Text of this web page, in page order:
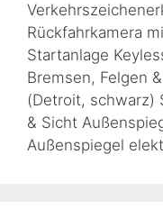
Rückfahrkamera
Startanlage
Bremsen, Felgen
(Detroit, schwarz)
& Sicht
Außenspiegel